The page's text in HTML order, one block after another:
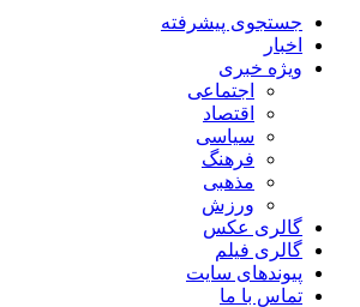
جستجوی پیشرفته
اخبار
ویژه خبری
اجتماعی
اقتصاد
سیاسی
فرهنگ
مذهبی
ورزش
گالری عکس
گالری فیلم
پیوندهای سایت
تماس با ما